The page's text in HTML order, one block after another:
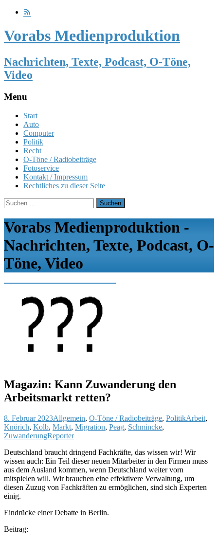
Vorabs Medienproduktion
Nachrichten, Texte, Podcast, O-Töne,
Video
Menu
Skip
content
Start
Auto
Computer
Politik
Recht
O-Töne / Radiobeiträge
Fotoservice
Kontakt / Impressum
Rechtliches zu dieser Seite
Suchen
nach:
Vorabs Medienproduktion -
Nachrichten, Texte, Podcast, O-
Töne, Video
Magazin: Kann Zuwanderung den
Arbeitsmarkt retten?
8. Februar 2023Allgemein, O-Töne / Radiobeiträge, PolitikArbeit,
Knörich, Kolb, Markt, Migration, Peag, Schmincke,
ZuwanderungReporter
Deutschland braucht dringend Fachkräfte, das wissen wir! Wir
wissen auch: Ein Teil dieser neuen Mitarbeiter in den Firmen muss
aus dem Ausland kommen, wenn Deutschland weiter vorn
mitspielen will. Wir brauchen eine effektivere Verwaltung, um
diesen Zuzug von Fachkräften zu ermöglichen, sind sich Experten
einig.
Eindrücke einer Debatte in Berlin.
Beitrag: